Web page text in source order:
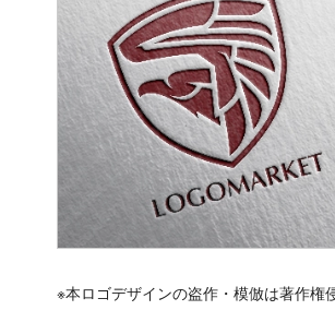
※本ロゴデザインの盗作・模倣は著作権